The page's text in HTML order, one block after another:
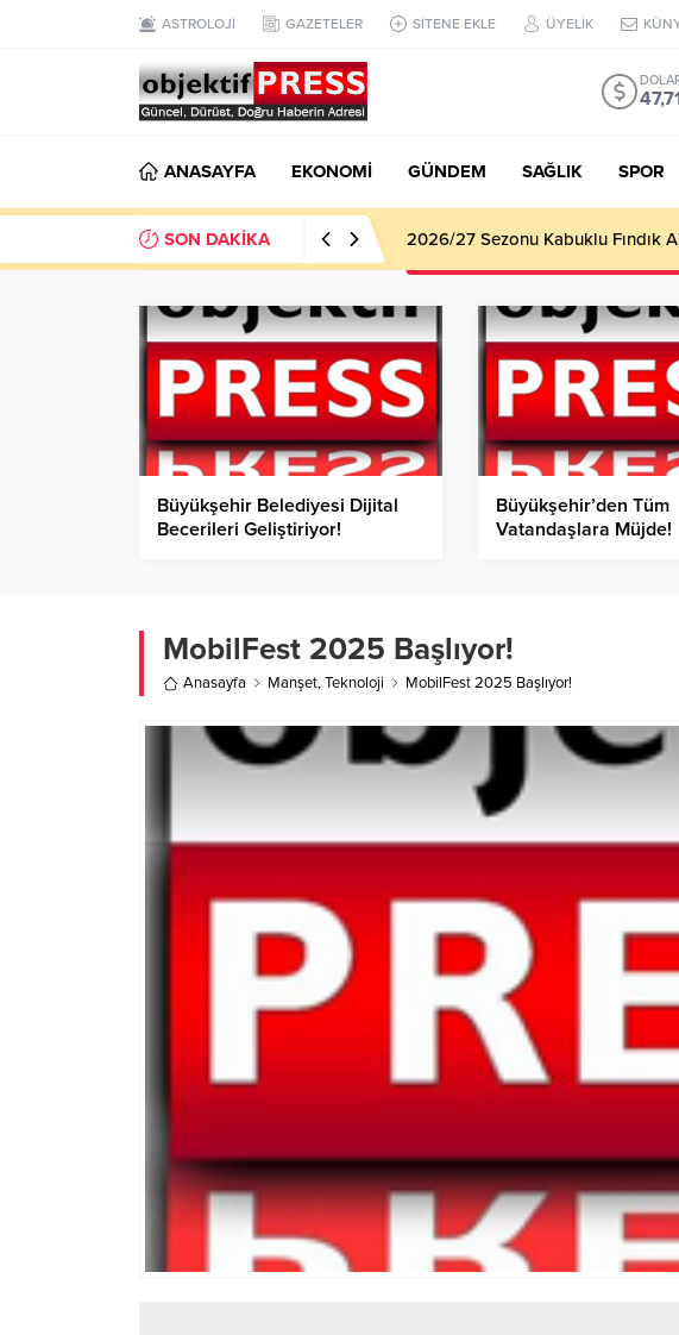
ASTROLOJİ GAZETELER SİTENE EKLE ÜYELİK
ANASAYFA EKONOMİ GÜNDEM SAĞLIK SPOR
SON DAKİKA 2026/27 Sezonu Kabuklu Fındık
Büyükşehir Belediyesi Dijital
Becerileri Geliştiriyor!
Büyükşehir’den Tüm
Vatandaşlara Müjde!
MobilFest 2025 Başlıyor!
Anasayfa Manşet,Teknoloji MobilFest 2025 Başlıyor!